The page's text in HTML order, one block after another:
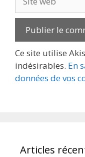
web
Ce site utilise
indésirables. En
données de vos
Articles